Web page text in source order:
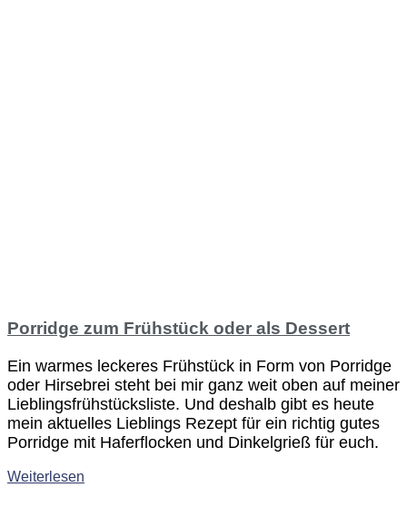
Porridge zum Frühstück oder als Dessert
Ein warmes leckeres Frühstück in Form von Porridge
oder Hirsebrei steht bei mir ganz weit oben auf meiner
Lieblingsfrühstücksliste. Und deshalb gibt es heute
mein aktuelles Lieblings Rezept für ein richtig gutes
Porridge mit Haferflocken und Dinkelgrieß für euch.
Weiterlesen